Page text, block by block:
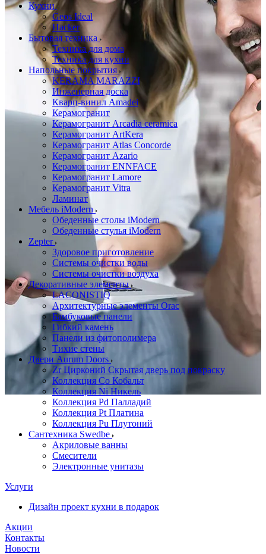
Кухни
Geos Ideal
Hacker
Бытовая техника
Техника для дома
Техника для кухни
Напольные покрытия
KERAMA MARAZZI
Инженерная доска
Кварц-винил Amadei
Керамогранит
Керамогранит Arcadia ceramica
Керамогранит ArtKera
Керамогранит Atlas Concorde
Керамогранит Azario
Керамогранит ENNFACE
Керамогранит Lamore
Керамогранит Vitra
Ламинат
Мебель iModern
Обеденные столы iModern
Обеденные стулья iModern
Zepter
Здоровое приготовление
Системы очистки воды
Системы очистки воздуха
Декоративные элементы
LACONISTIQ
Архитектурные элементы Orac
Бамбуковые панели
Гибкий камень
Панели из фитополимера
Тихие стены
Двери Aurum Doors
Zr Цирконий Скрытая дверь под покраску
Коллекция Co Кобальт
Коллекция Ni Никель
Коллекция Pd Палладий
Коллекция Pt Платина
Коллекция Pu Плутоний
Сантехника Swedbe
Акриловые ванны
Смесители
Электронные унитазы
Услуги
Дизайн проект кухни в подарок
Акции
Контакты
Новости